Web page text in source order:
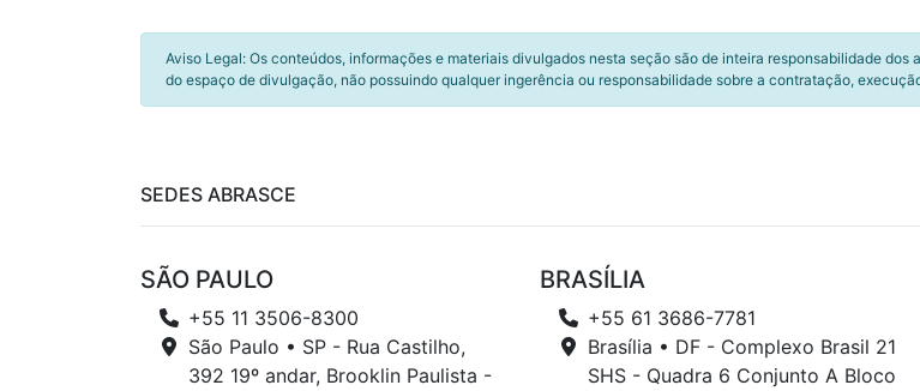
Aviso Legal: Os conteúdos, informações e materiais divulgados nesta seção são de inteira responsabilidade
do espaço de divulgação, não possuindo qualquer ingerência ou responsabilidade sobre a contratação,
SEDES ABRASCE
SÃO PAULO
+55 11 3506-8300
São Paulo • SP - Rua Castilho,
392 19º andar, Brooklin Paulista -
BRASÍLIA
+55 61 3686-7781
Brasília • DF - Complexo Brasil 21
SHS - Quadra 6 Conjunto A Bloco